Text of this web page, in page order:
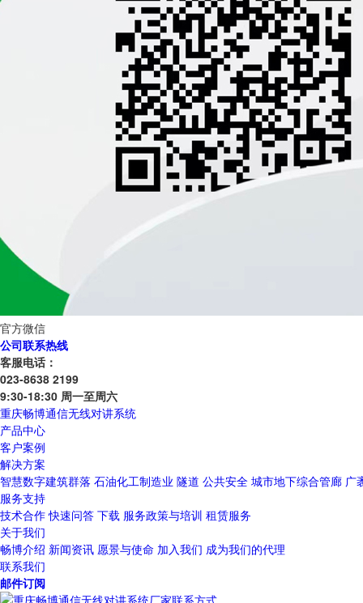
官方微信
公司联系热线
客服电话：
023-8638 2199
9:30-18:30 周一至周六
重庆畅博通信无线对讲系统
产品中心
客户案例
解决方案
智慧数字建筑群落 石油化工制造业 隧道 公共安全 城市地下综合管廊 广
服务支持
技术合作 快速问答 下载 服务政策与培训 租赁服务
关于我们
畅博介绍 新闻资讯 愿景与使命 加入我们 成为我们的代理
联系我们
邮件订阅